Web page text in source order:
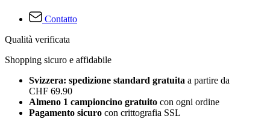
Contatto
Qualità verificata
Shopping sicuro e affidabile
Svizzera: spedizione standard gratuita a partire da
CHF 69.90
Almeno 1 campioncino gratuito con ogni ordine
Pagamento sicuro con crittografia SSL